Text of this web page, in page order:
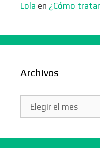
Lola en ¿Cómo
Archivos
Archivos